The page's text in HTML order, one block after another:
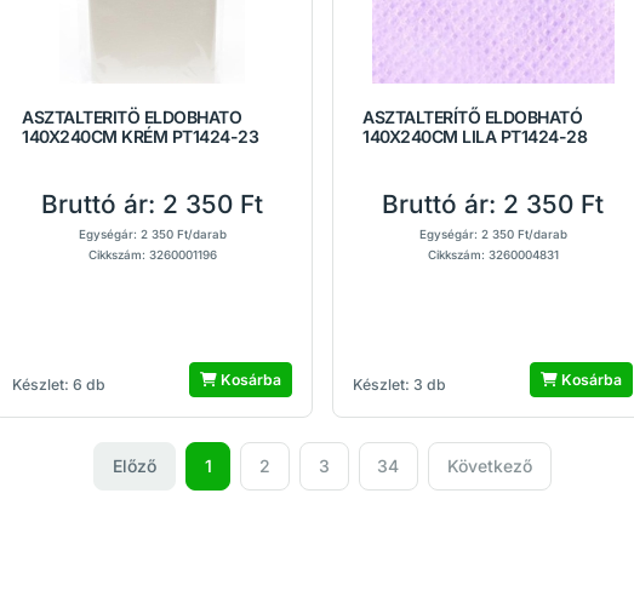
ASZTALTERITÖ ELDOBHATO
140X240CM KRÉM PT1424-23
Készlet: 6 db
Bruttó ár: 2 350 Ft
Egységár: 2 350 Ft/darab
Cikkszám: 3260001196
Kosárba
ASZTALTERÍTŐ ELDOBHATÓ
140X240CM LILA PT1424-28
Készlet: 3 db
Bruttó ár: 2 350 Ft
Egységár: 2 350 Ft/darab
Cikkszám: 3260004831
Kosárba
Előző 1 2 3 34 Következő